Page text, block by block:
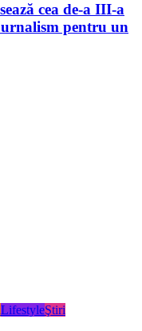
cea de-a III-a
pentru un
LifestyleŞtiri